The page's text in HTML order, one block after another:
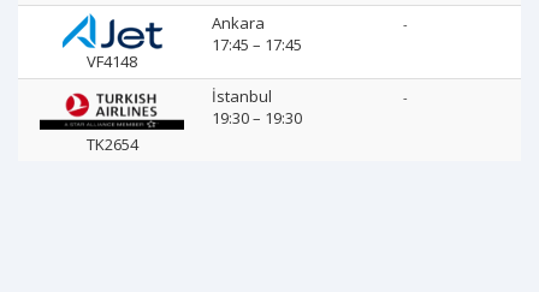
VF4148
Ankara
17:45 – 17:45
-
TK2654
İstanbul
19:30 – 19:30
-